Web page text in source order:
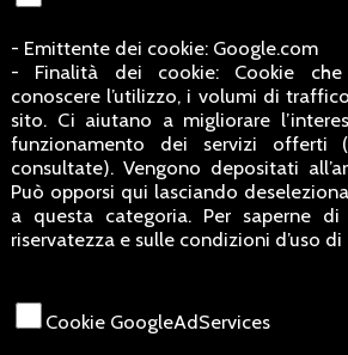
- Emittente dei cookie: Google.com
- Finalità dei cookie: Cookie
conoscere l’utilizzo, i volumi di
sito. Ci aiutano a migliorare
funzionamento dei servizi offerti
consultate). Vengono depositati
Può opporsi qui lasciando
a questa categoria. Per saperne
riservatezza e sulle condizioni d’uso di
Cookie GoogleAdServices